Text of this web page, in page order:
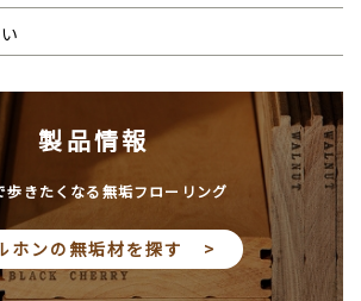
製品情報
歩きたくなる無垢フローリング
ホンの無垢材を探す >